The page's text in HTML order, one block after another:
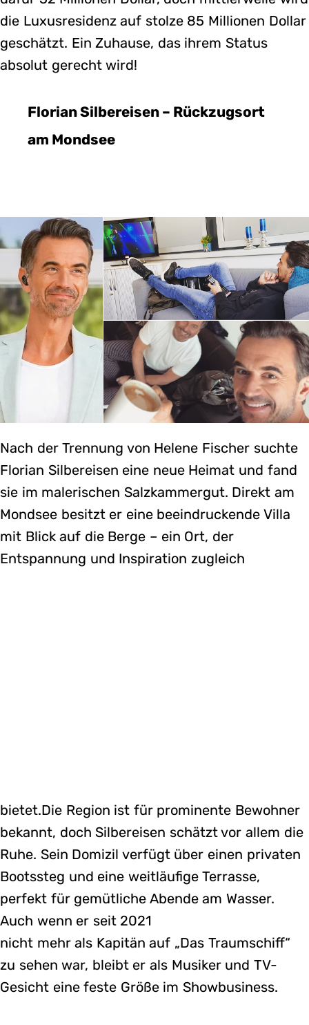
die Luxusresidenz auf stolze 85 Millionen Dollar
geschätzt. Ein Zuhause, das ihrem Status
absolut gerecht wird!
Florian Silbereisen – Rückzugsort
am Mondsee
Nach der Trennung von Helene Fischer suchte
Florian Silbereisen eine neue Heimat und fand
sie im malerischen Salzkammergut. Direkt am
Mondsee besitzt er eine beeindruckende Villa
mit Blick auf die Berge – ein Ort, der
Entspannung und Inspiration zugleich
bietet.Die Region ist für prominente Bewohner
bekannt, doch Silbereisen schätzt vor allem die
Ruhe. Sein Domizil verfügt über einen privaten
Bootssteg und eine weitläufige Terrasse,
perfekt für gemütliche Abende am Wasser.
Auch wenn er seit 2021
nicht mehr als Kapitän auf „Das Traumschiff“
zu sehen war, bleibt er als Musiker und TV-
Gesicht eine feste Größe im Showbusiness.